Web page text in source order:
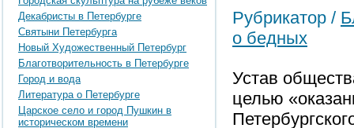
Декабристы в Петербурге
Святыни Петербурга
Новый Художественный Петербург
Благотворительность в Петербурге
Город и вода
Литература о Петербурге
Царское село и город Пушкин в
историческом времени
Рубрикатор /
о бедных
Устав
целью